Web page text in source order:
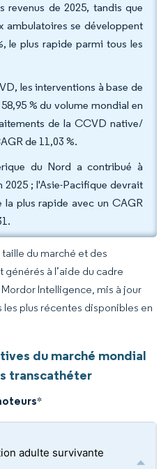
revenus de 2025, tandis que
ambulatoires se développent
le plus rapide parmi tous les
les interventions à base de
% du volume mondial en
de la CCVD native/
de 11,03 %.
du Nord a contribué à
2025 ; l'Asie-Pacifique devrait
la plus rapide avec un CAGR
du marché et des
à l’aide du cadre
Intelligence, mis à jour
les plus récentes disponibles en
du marché mondial
transcathéter
*
adulte survivante